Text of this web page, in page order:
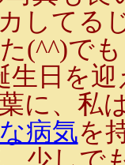
してる
(^^)で
生日を
に、私
病気を